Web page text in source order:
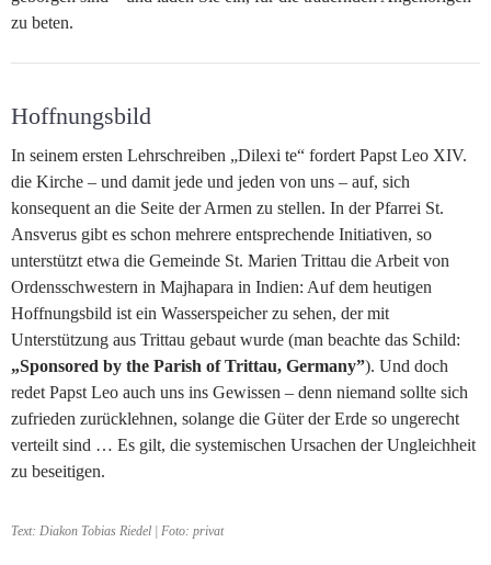
zu beten.
Hoffnungsbild
In seinem ersten Lehrschreiben „Dilexi te“ fordert Papst Leo XIV.
die Kirche – und damit jede und jeden von uns – auf, sich
konsequent an die Seite der Armen zu stellen. In der Pfarrei St.
Ansverus gibt es schon mehrere entsprechende Initiativen, so
unterstützt etwa die Gemeinde St. Marien Trittau die Arbeit von
Ordensschwestern in Majhapara in Indien: Auf dem heutigen
Hoffnungsbild ist ein Wasserspeicher zu sehen, der mit
Unterstützung aus Trittau gebaut wurde (man beachte das Schild:
„Sponsored by the Parish of Trittau, Germany”). Und doch
redet Papst Leo auch uns ins Gewissen – denn niemand sollte sich
zufrieden zurücklehnen, solange die Güter der Erde so ungerecht
verteilt sind … Es gilt, die systemischen Ursachen der Ungleichheit
zu beseitigen.
Text: Diakon Tobias Riedel | Foto: privat